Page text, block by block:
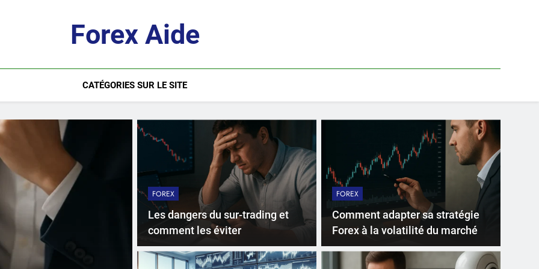
Forex Aide
CATÉGORIES SUR LE SITE
FOREX
Les dangers du sur-trading et
comment les éviter
FOREX
Comment adapter sa stratégie
Forex à la volatilité du marché